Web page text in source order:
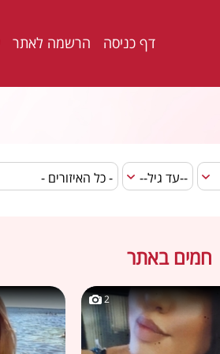
דף כניסה הרשמה לאתר
חמים באתר
2